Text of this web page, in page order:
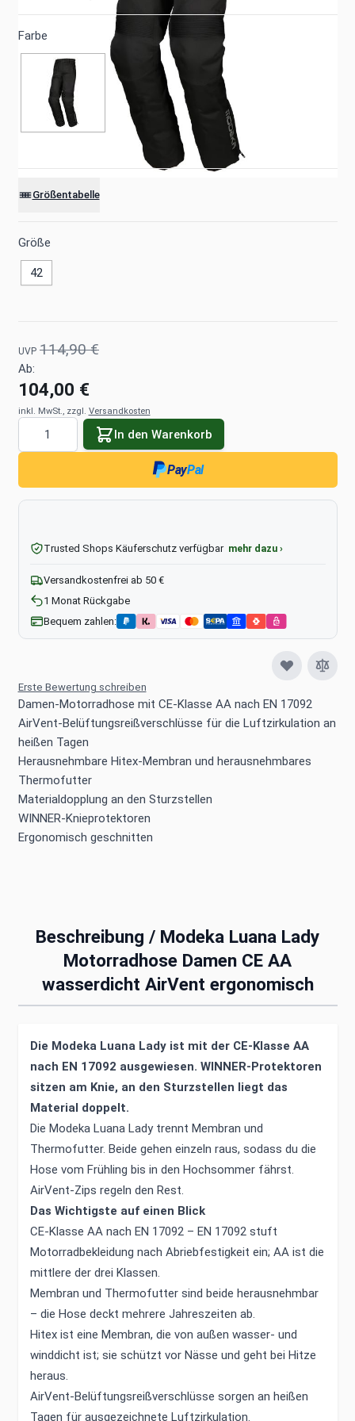
Erste Bewertung schreiben
Damen-Motorradhose mit CE-Klasse AA nach EN 17092
AirVent-Belüftungsreißverschlüsse für die Luftzirkulation an
heißen Tagen
Herausnehmbare Hitex-Membran und herausnehmbares
Thermofutter
Materialdopplung an den Sturzstellen
WINNER-Knieprotektoren
Ergonomisch geschnitten
Farbe
Größentabelle
Größe
42
UVP 114,90 €
Ab:
104,00 €
inkl. MwSt., zzgl. Versandkosten
In den Warenkorb
PayPal
Trusted Shops Käuferschutz verfügbar mehr dazu ›
Versandkostenfrei ab 50 €
1 Monat Rückgabe
Bequem zahlen:
Beschreibung / Modeka Luana Lady
Motorradhose Damen CE AA
wasserdicht AirVent ergonomisch
Die Modeka Luana Lady ist mit der CE-Klasse AA
nach EN 17092 ausgewiesen. WINNER-Protektoren
sitzen am Knie, an den Sturzstellen liegt das
Material doppelt.
Die Modeka Luana Lady trennt Membran und
Thermofutter. Beide gehen einzeln raus, sodass du die
Hose vom Frühling bis in den Hochsommer fährst.
AirVent-Zips regeln den Rest.
Das Wichtigste auf einen Blick
CE-Klasse AA nach EN 17092 – EN 17092 stuft
Motorradbekleidung nach Abriebfestigkeit ein; AA ist die
mittlere der drei Klassen.
Membran und Thermofutter sind beide herausnehmbar
– die Hose deckt mehrere Jahreszeiten ab.
Hitex ist eine Membran, die von außen wasser- und
winddicht ist; sie schützt vor Nässe und geht bei Hitze
heraus.
AirVent-Belüftungsreißverschlüsse sorgen an heißen
Tagen für ausgezeichnete Luftzirkulation.